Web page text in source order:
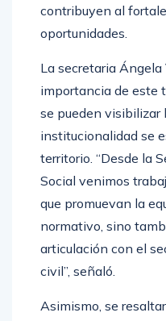
contribuyen al
oportunidades.
La secretaria
importancia de este
se pueden visibilizar
institucionalidad se
territorio. “Desde la
Social venimos
que promuevan la
normativo, sino
articulación con el
civil”, señaló.
Asimismo, se